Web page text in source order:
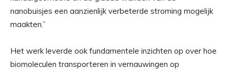
nanobuisjes een aanzienlijk verbeterde stroming mogelijk
maakten.”
Het werk leverde ook fundamentele inzichten op over hoe
biomoleculen transporteren in vernauwingen op